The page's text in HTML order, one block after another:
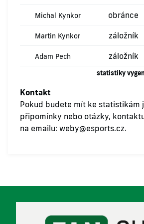
Michal Kynkor obránce
Martin Kynkor záložník
Adam Pech záložník
statistiky
Kontakt
Pokud budete mít ke statistikám
připomínky nebo otázky,
na emailu: weby@esports.cz.